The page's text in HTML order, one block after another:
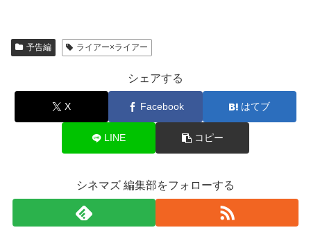
予告編 ライアー×ライアー
シェアする
X Facebook はてブ
LINE コピー
シネマズ 編集部をフォローする